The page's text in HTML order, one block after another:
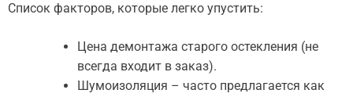
Список факторов, которые легко упустить:
Цена демонтажа старого остекления (не
всегда входит в заказ).
Шумоизоляция – часто предлагается как